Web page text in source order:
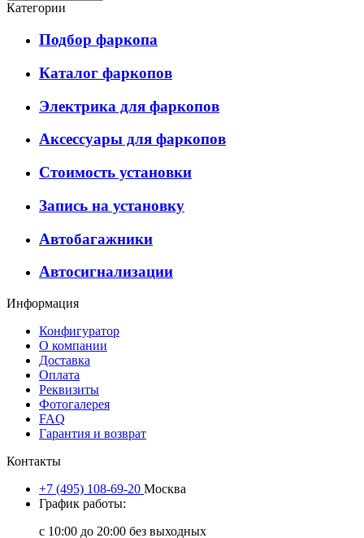
Категории
Подбор фаркопа
Каталог фаркопов
Электрика для фаркопов
Аксессуары для фаркопов
Стоимость установки
Запись на установку
Автобагажники
Автосигнализации
Информация
Конфигуратор
О компании
Доставка
Оплата
Реквизиты
Фотогалерея
FAQ
Гарантия и возврат
Контакты
+7 (495) 108-69-20 Москва
График работы:
с 10:00 до 20:00 без выходных